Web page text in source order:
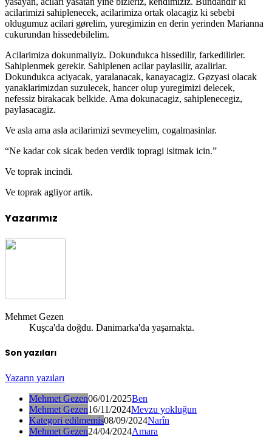
acilarimizi sahiplenecek, acilarimiza ortak olacagiz ki sebebi
oldugumuz acilari gørelim, yuregimizin en derin yerinden Marianna
cukurundan hissedebilelim.
Acilarimiza dokunmaliyiz. Dokundukca hissedilir, farkedilirler.
Sahiplenmek gerekir. Sahiplenen acilar paylasilir, azalirlar.
Dokundukca aciyacak, yaralanacak, kanayacagiz. Gøzyasi olacak
yanaklarimizdan suzulecek, hancer olup yuregimizi delecek,
nefessiz birakacak belkide. Ama dokunacagiz, sahiplenecegiz,
paylasacagiz.
Ve asla ama asla acilarimizi sevmeyelim, cogalmasinlar.
“Ne kadar cok sicak beden verdik topragi isitmak icin.”
Ve toprak incindi.
Ve toprak agliyor artik.
Yazarımız
Mehmet Gezen
Kuşca'da doğdu. Danimarka'da yaşamakta.
Son yazıları
Yazarın yazıları
Mehmet Gezen06/01/2025Ben
Mehmet Gezen16/11/2024Mevzu yokluğun
Kategori edilmemis08/09/2024Narîn
Mehmet Gezen24/04/2024Amara